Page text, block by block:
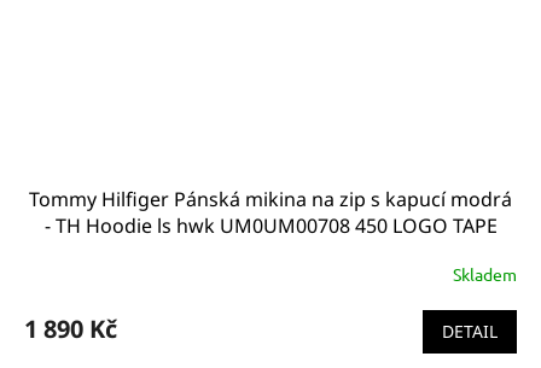
Tommy Hilfiger Pánská mikina na zip s kapucí modrá
- TH Hoodie ls hwk UM0UM00708 450 LOGO TAPE
Skladem
1 890 Kč DETAIL